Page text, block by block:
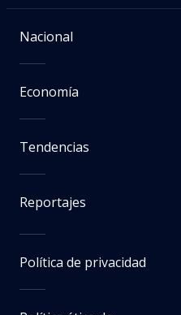
Nacional
Economía
Tendencias
Reportajes
Política de privacidad